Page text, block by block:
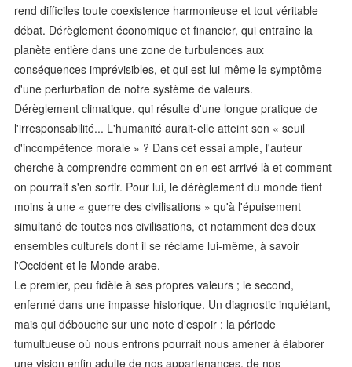
rend difficiles toute coexistence harmonieuse et tout véritable
débat. Dérèglement économique et financier, qui entraîne la
planète entière dans une zone de turbulences aux
conséquences imprévisibles, et qui est lui-même le symptôme
d'une perturbation de notre système de valeurs.
Dérèglement climatique, qui résulte d'une longue pratique de
l'irresponsabilité... L'humanité aurait-elle atteint son « seuil
d'incompétence morale » ? Dans cet essai ample, l'auteur
cherche à comprendre comment on en est arrivé là et comment
on pourrait s'en sortir. Pour lui, le dérèglement du monde tient
moins à une « guerre des civilisations » qu'à l'épuisement
simultané de toutes nos civilisations, et notamment des deux
ensembles culturels dont il se réclame lui-même, à savoir
l'Occident et le Monde arabe.
Le premier, peu fidèle à ses propres valeurs ; le second,
enfermé dans une impasse historique. Un diagnostic inquiétant,
mais qui débouche sur une note d'espoir : la période
tumultueuse où nous entrons pourrait nous amener à élaborer
une vision enfin adulte de nos appartenances, de nos